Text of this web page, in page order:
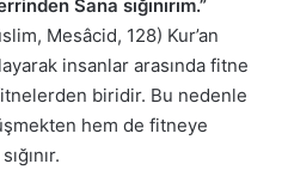
Sana sığınırım.”
Mesâcid, 128) Kur’an
insanlar arasında fitne
biridir. Bu nedenle
hem de fitneye